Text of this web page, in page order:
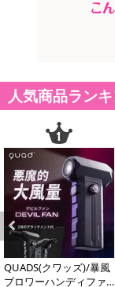
人気商品ラン
Previous
QUADS(クワッズ)/暴風
ブロワーハンディファ